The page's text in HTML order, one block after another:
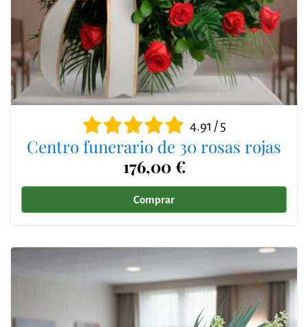
4.91 / 5
Centro funerario de 30 rosas rojas
176,00 €
Comprar